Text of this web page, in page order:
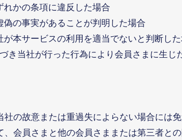
れかの条項に違反した場合
偽の事実があることが判明した場合
が本サービスの利用を適当でないと判断し
き当社が行った行為により会員さまに生じ
の故意または重過失によらない場合には免
、会員さまと他の会員さままたは第三者と